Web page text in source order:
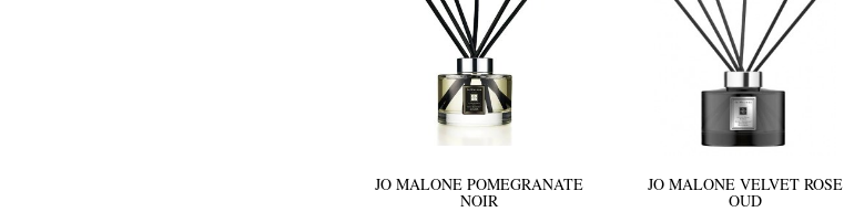
JO MALONE POMEGRANATE
NOIR
JO MALONE VELVET ROSE
OUD